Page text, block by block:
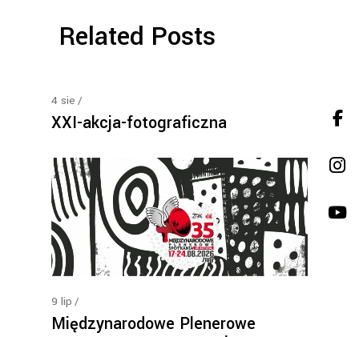
Related Posts
4 sie
XXI-akcja-fotograficzna
9 lip
Międzynarodowe Plenerowe